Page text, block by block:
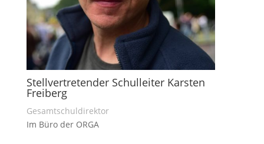
Stellvertretender Schulleiter Karsten
Freiberg
Gesamtschuldirektor
Im Büro der ORGA